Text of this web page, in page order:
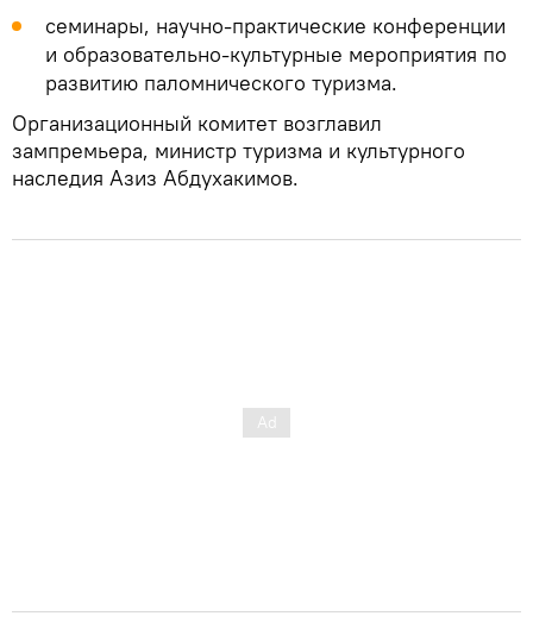
семинары, научно-практические конференции
и образовательно-культурные мероприятия по
развитию паломнического туризма.
Организационный комитет возглавил
зампремьера, министр туризма и культурного
наследия Азиз Абдухакимов.